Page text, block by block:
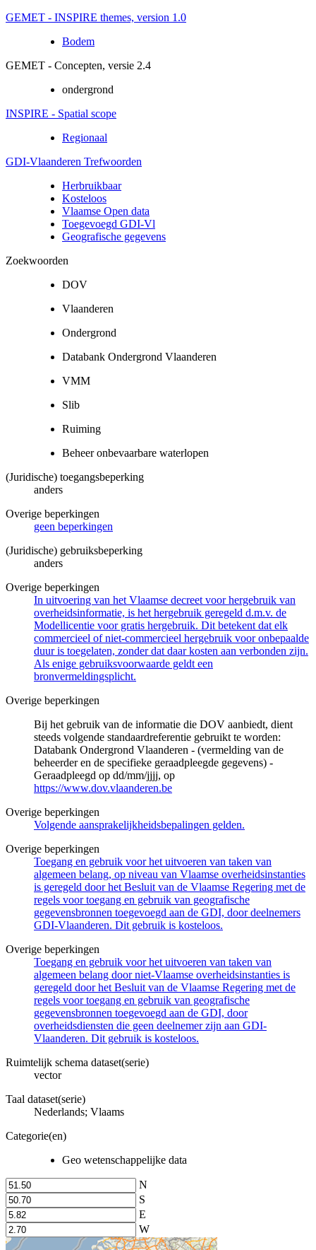
GEMET - INSPIRE themes, version 1.0
Bodem
GEMET - Concepten, versie 2.4
ondergrond
INSPIRE - Spatial scope
Regionaal
GDI-Vlaanderen Trefwoorden
Herbruikbaar
Kosteloos
Vlaamse Open data
Toegevoegd GDI-Vl
Geografische gegevens
Zoekwoorden
DOV
Vlaanderen
Ondergrond
Databank Ondergrond Vlaanderen
VMM
Slib
Ruiming
Beheer onbevaarbare waterlopen
(Juridische) toegangsbeperking
anders
Overige beperkingen
geen beperkingen
(Juridische) gebruiksbeperking
anders
Overige beperkingen
In uitvoering van het Vlaamse decreet voor hergebruik van
overheidsinformatie, is het hergebruik geregeld d.m.v. de
Modellicentie voor gratis hergebruik. Dit betekent dat elk
commercieel of niet-commercieel hergebruik voor onbepaalde
duur is toegelaten, zonder dat daar kosten aan verbonden zijn.
Als enige gebruiksvoorwaarde geldt een
bronvermeldingsplicht.
Overige beperkingen
Bij het gebruik van de informatie die DOV aanbiedt, dient
steeds volgende standaardreferentie gebruikt te worden:
Databank Ondergrond Vlaanderen - (vermelding van de
beheerder en de specifieke geraadpleegde gegevens) -
Geraadpleegd op dd/mm/jjjj, op
https://www.dov.vlaanderen.be
Overige beperkingen
Volgende aansprakelijkheidsbepalingen gelden.
Overige beperkingen
Toegang en gebruik voor het uitvoeren van taken van
algemeen belang, op niveau van Vlaamse overheidsinstanties
is geregeld door het Besluit van de Vlaamse Regering met de
regels voor toegang en gebruik van geografische
gegevensbronnen toegevoegd aan de GDI, door deelnemers
GDI-Vlaanderen. Dit gebruik is kosteloos.
Overige beperkingen
Toegang en gebruik voor het uitvoeren van taken van
algemeen belang door niet-Vlaamse overheidsinstanties is
geregeld door het Besluit van de Vlaamse Regering met de
regels voor toegang en gebruik van geografische
gegevensbronnen toegevoegd aan de GDI, door
overheidsdiensten die geen deelnemer zijn aan GDI-
Vlaanderen. Dit gebruik is kosteloos.
Ruimtelijk schema dataset(serie)
vector
Taal dataset(serie)
Nederlands; Vlaams
Categorie(en)
Geo wetenschappelijke data
N
S
E
W